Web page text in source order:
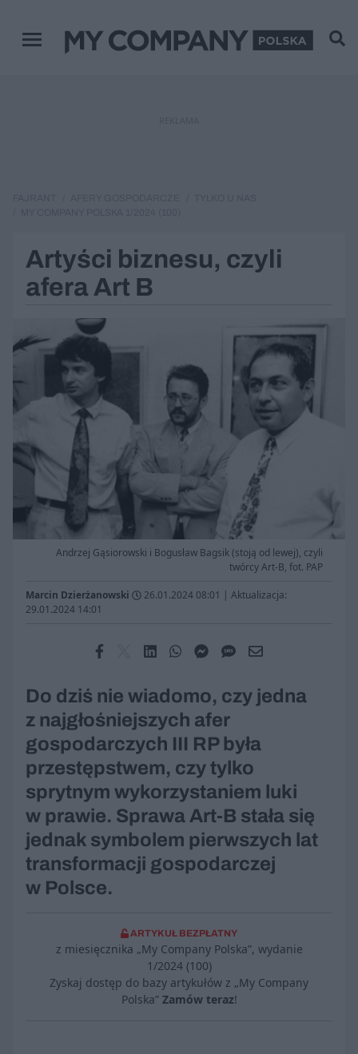
Menu główne
Artyści biznesu, czyli
afera Art B
Andrzej Gąsiorowski i Bogusław Bagsik (stoją od lewej), czyli
twórcy Art-B, fot. PAP
Marcin Dzierżanowski 26.01.2024 08:01 | Aktualizacja:
29.01.2024 14:01
Do dziś nie wiadomo, czy jedna
z najgłośniejszych afer
gospodarczych III RP była
przestępstwem, czy tylko
sprytnym wykorzystaniem luki
w prawie. Sprawa Art-B stała się
jednak symbolem pierwszych lat
transformacji gospodarczej
w Polsce.
ARTYKUŁ BEZPŁATNY
z miesięcznika „My Company Polska”, wydanie
1/2024 (100)
Zyskaj dostęp do bazy artykułów z „My Company
Polska” Zamów teraz!